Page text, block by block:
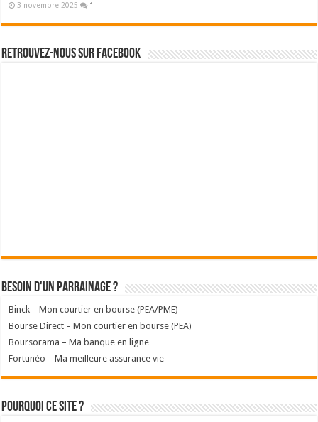
3 novembre 2025 1
Retrouvez-nous sur Facebook
Besoin d'un parrainage ?
Binck – Mon courtier en bourse (PEA/PME)
Bourse Direct – Mon courtier en bourse (PEA)
Boursorama – Ma banque en ligne
Fortunéo – Ma meilleure assurance vie
Pourquoi ce site ?